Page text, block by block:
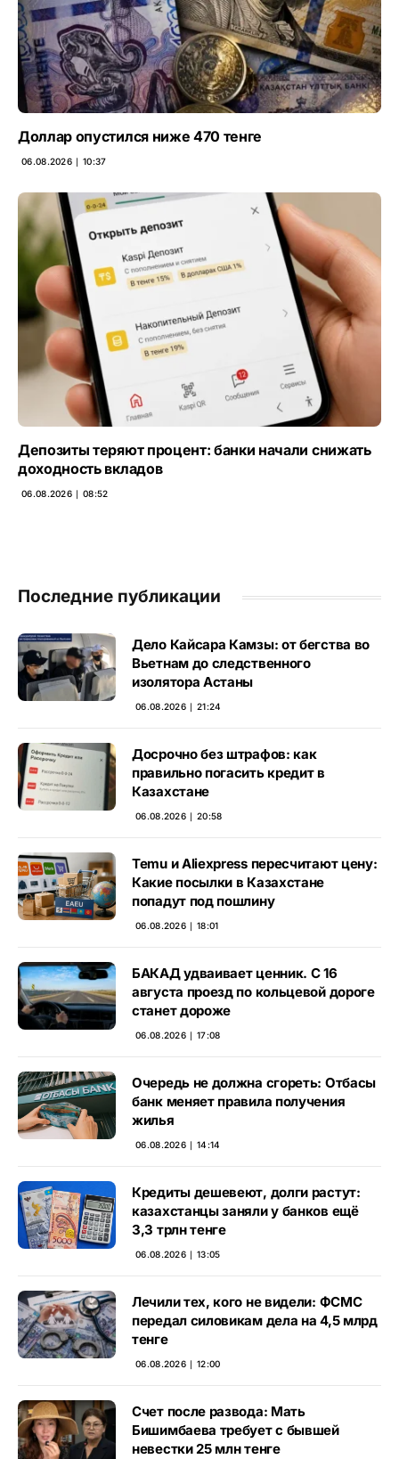
Доллар опустился ниже 470 тенге
06.08.2026 ∣ 10:37
Депозиты теряют процент: банки начали снижать
доходность вкладов
06.08.2026 ∣ 08:52
Последние публикации
Дело Кайсара Камзы: от бегства во
Вьетнам до следственного
изолятора Астаны
06.08.2026 ∣ 21:24
Досрочно без штрафов: как
правильно погасить кредит в
Казахстане
06.08.2026 ∣ 20:58
Temu и Aliexpress пересчитают цену:
Какие посылки в Казахстане
попадут под пошлину
06.08.2026 ∣ 18:01
БАКАД удваивает ценник. С 16
августа проезд по кольцевой дороге
станет дороже
06.08.2026 ∣ 17:08
Очередь не должна сгореть: Отбасы
банк меняет правила получения
жилья
06.08.2026 ∣ 14:14
Кредиты дешевеют, долги растут:
казахстанцы заняли у банков ещё
3,3 трлн тенге
06.08.2026 ∣ 13:05
Лечили тех, кого не видели: ФСМС
передал силовикам дела на 4,5 млрд
тенге
06.08.2026 ∣ 12:00
Счет после развода: Мать
Бишимбаева требует с бывшей
невестки 25 млн тенге